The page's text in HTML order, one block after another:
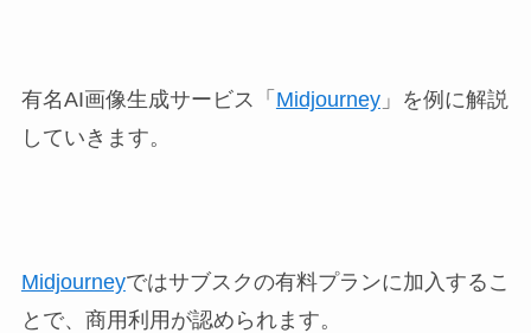
有名AI画像生成サービス「 Midjourney」を例に解説
していきます。
Midjourneyではサブスクの有料プランに加入するこ
とで、商用利用が認められます。